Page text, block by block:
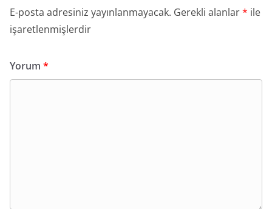
E-posta adresiniz yayınlanmayacak. Gerekli alanlar* ile
işaretlenmişlerdir
Yorum *